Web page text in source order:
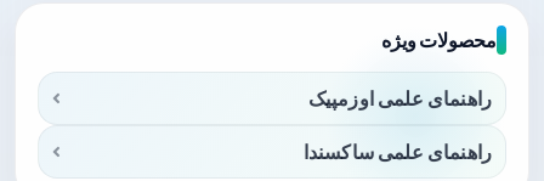
محصولات ویژه
راهنمای علمی اوزمپیک
راهنمای علمی ساکسندا